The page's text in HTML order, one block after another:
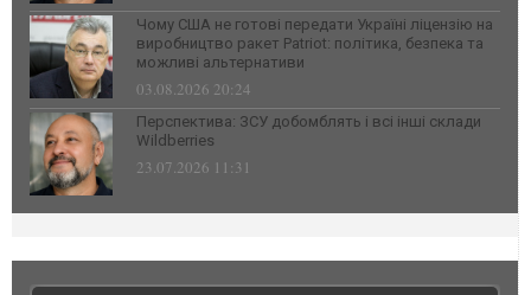
Чому США не готові передати Україні ліцензію на
виробництво ракет Patriot: політика, безпека та
можливі альтернативи
03.08.2026 20:24
Перспектива: ЗСУ добомблять і всі інші склади
Wildberries
23.07.2026 11:31